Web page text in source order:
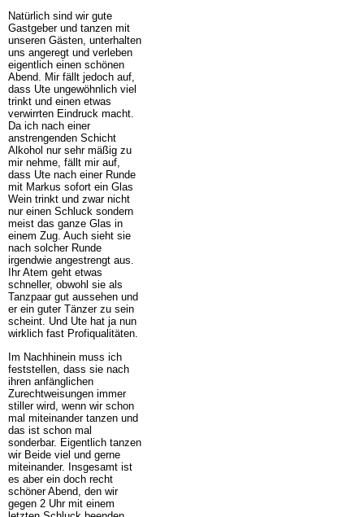
Natürlich sind wir gute
Gastgeber und tanzen mit
unseren Gästen, unterhalten
uns angeregt und verleben
eigentlich einen schönen
Abend. Mir fällt jedoch auf,
dass Ute ungewöhnlich viel
trinkt und einen etwas
verwirrten Eindruck macht.
Da ich nach einer
anstrengenden Schicht
Alkohol nur sehr mäßig zu
mir nehme, fällt mir auf,
dass Ute nach einer Runde
mit Markus sofort ein Glas
Wein trinkt und zwar nicht
nur einen Schluck sondern
meist das ganze Glas in
einem Zug. Auch sieht sie
nach solcher Runde
irgendwie angestrengt aus.
Ihr Atem geht etwas
schneller, obwohl sie als
Tanzpaar gut aussehen und
er ein guter Tänzer zu sein
scheint. Und Ute hat ja nun
wirklich fast Profiqualitäten.
Im Nachhinein muss ich
feststellen, dass sie nach
ihren anfänglichen
Zurechtweisungen immer
stiller wird, wenn wir schon
mal miteinander tanzen und
das ist schon mal
sonderbar. Eigentlich tanzen
wir Beide viel und gerne
miteinander. Insgesamt ist
es aber ein doch recht
schöner Abend, den wir
gegen 2 Uhr mit einem